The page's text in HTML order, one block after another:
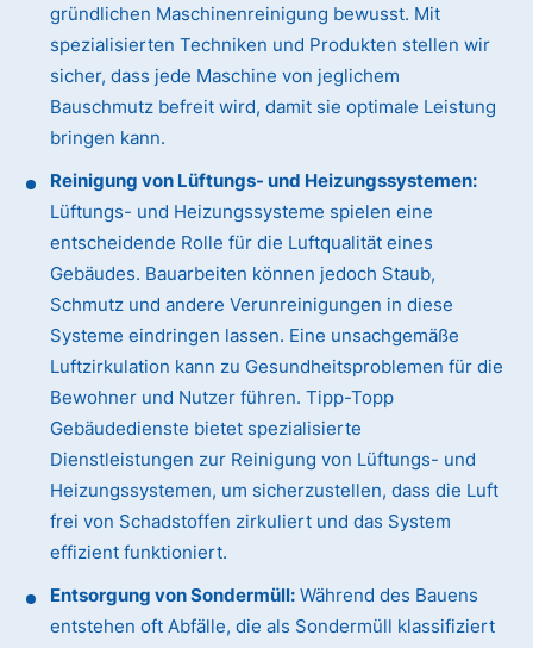
gründlichen Maschinenreinigung bewusst. Mit
spezialisierten Techniken und Produkten stellen wir
sicher, dass jede Maschine von jeglichem
Bauschmutz befreit wird, damit sie optimale Leistung
bringen kann.
Reinigung von Lüftungs- und Heizungssystemen:
Lüftungs- und Heizungssysteme spielen eine
entscheidende Rolle für die Luftqualität eines
Gebäudes. Bauarbeiten können jedoch Staub,
Schmutz und andere Verunreinigungen in diese
Systeme eindringen lassen. Eine unsachgemäße
Luftzirkulation kann zu Gesundheitsproblemen für die
Bewohner und Nutzer führen. Tipp-Topp
Gebäudedienste bietet spezialisierte
Dienstleistungen zur Reinigung von Lüftungs- und
Heizungssystemen, um sicherzustellen, dass die Luft
frei von Schadstoffen zirkuliert und das System
effizient funktioniert.
Entsorgung von Sondermüll: Während des Bauens
entstehen oft Abfälle, die als Sondermüll klassifiziert